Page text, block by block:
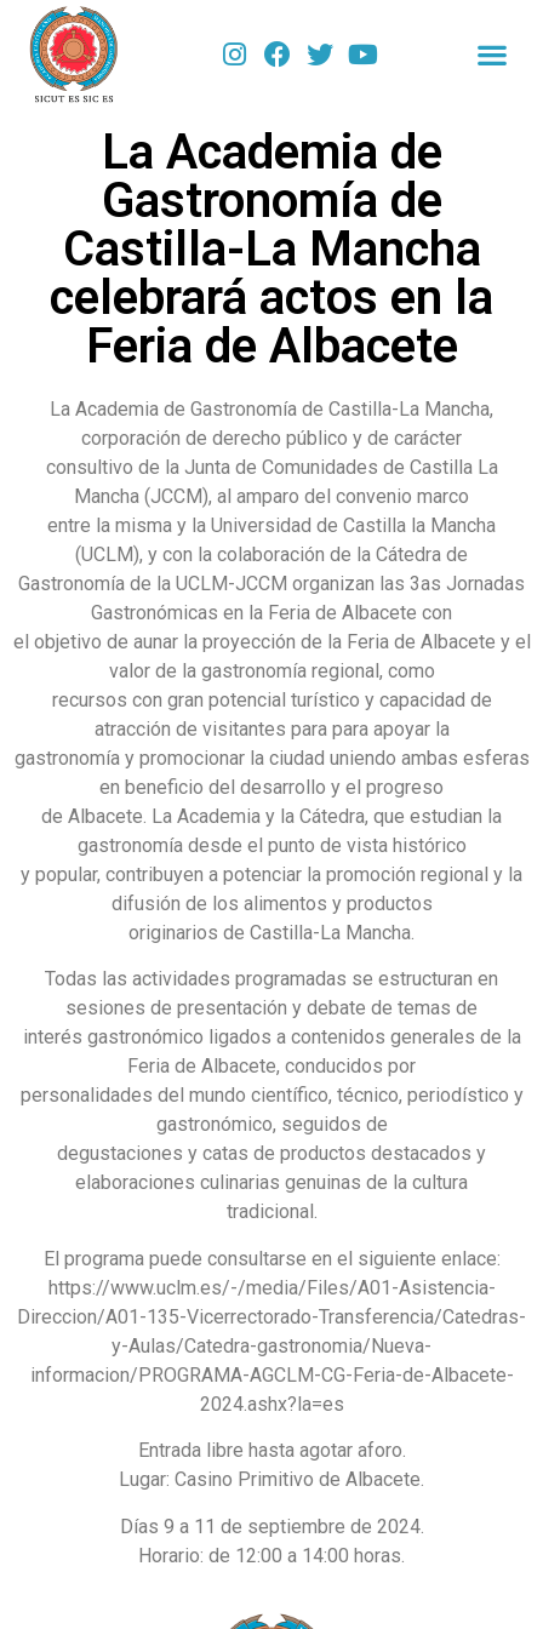
La Academia de
Gastronomía de
Castilla-La Mancha
celebrará actos en la
Feria de Albacete
La Academia de Gastronomía de Castilla-La Mancha,
corporación de derecho público y de carácter
consultivo de la Junta de Comunidades de Castilla La
Mancha (JCCM), al amparo del convenio marco
entre la misma y la Universidad de Castilla la Mancha
(UCLM), y con la colaboración de la Cátedra de
Gastronomía de la UCLM-JCCM organizan las 3as Jornadas
Gastronómicas en la Feria de Albacete con
el objetivo de aunar la proyección de la Feria de Albacete y el
valor de la gastronomía regional, como
recursos con gran potencial turístico y capacidad de
atracción de visitantes para para apoyar la
gastronomía y promocionar la ciudad uniendo ambas esferas
en beneficio del desarrollo y el progreso
de Albacete. La Academia y la Cátedra, que estudian la
gastronomía desde el punto de vista histórico
y popular, contribuyen a potenciar la promoción regional y la
difusión de los alimentos y productos
originarios de Castilla-La Mancha.
Todas las actividades programadas se estructuran en
sesiones de presentación y debate de temas de
interés gastronómico ligados a contenidos generales de la
Feria de Albacete, conducidos por
personalidades del mundo científico, técnico, periodístico y
gastronómico, seguidos de
degustaciones y catas de productos destacados y
elaboraciones culinarias genuinas de la cultura
tradicional.
El programa puede consultarse en el siguiente enlace:
https://www.uclm.es/-/media/Files/A01-Asistencia-
Direccion/A01-135-Vicerrectorado-Transferencia/Catedras-
y-Aulas/Catedra-gastronomia/Nueva-
informacion/PROGRAMA-AGCLM-CG-Feria-de-Albacete-
2024.ashx?la=es
Entrada libre hasta agotar aforo.
Lugar: Casino Primitivo de Albacete.
Días 9 a 11 de septiembre de 2024.
Horario: de 12:00 a 14:00 horas.